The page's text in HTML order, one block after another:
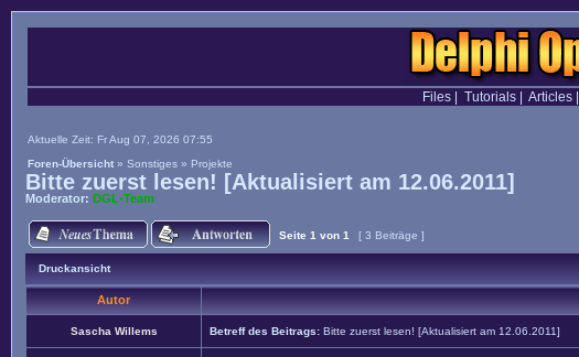
Files| Tutorials| Articles|
Aktuelle Zeit: Fr Aug 07, 2026 07:55
Foren-Übersicht » Sonstiges » Projekte
Bitte zuerst lesen! [Aktualisiert am 12.06.2011]
Moderator: DGL-Team
Seite 1 von 1 [ 3 Beiträge ]
Druckansicht
Autor
Sascha Willems Betreff des Beitrags: Bitte zuerst lesen! [Aktualisiert am 12.06.2011]